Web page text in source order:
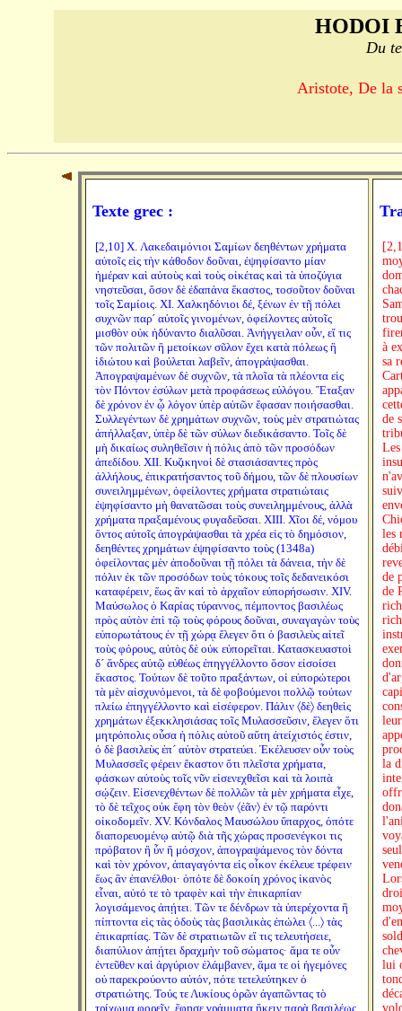
HODOI
Du
Aristote, De la
Texte grec :
[2,10] X. Λακεδαιμόνιοι Σαμίων δεηθέντων χρήματα
αὐτοῖς εἰς τὴν κάθοδον δοῦναι, ἐψηφίσαντο μίαν
ἡμέραν καὶ αὐτοὺς καὶ τοὺς οἰκέτας καὶ τὰ ὑποζύγια
νηστεῦσαι, ὅσον δὲ ἐδαπάνα ἕκαστος, τοσοῦτον δοῦναι
τοῖς Σαμίοις. XI. Χαλκηδόνιοι δέ, ξένων ἐν τῇ πόλει
συχνῶν παρ´ αὐτοῖς γινομένων, ὀφείλοντες αὐτοῖς
μισθὸν οὐκ ἠδύναντο διαλῦσαι. Ἀνήγγειλαν οὖν, εἴ τις
τῶν πολιτῶν ἢ μετοίκων σῦλον ἔχει κατὰ πόλεως ἢ
ἰδιώτου καὶ βούλεται λαβεῖν, ἀπογράψασθαι.
Ἀπογραψαμένων δὲ συχνῶν, τὰ πλοῖα τὰ πλέοντα εἰς
τὸν Πόντον ἐσύλων μετὰ προφάσεως εὐλόγου. Ἔταξαν
δὲ χρόνον ἐν ᾧ λόγον ὑπὲρ αὐτῶν ἔφασαν ποιήσασθαι.
Συλλεγέντων δὲ χρημάτων συχνῶν, τοὺς μὲν στρατιώτας
ἀπήλλαξαν, ὑπὲρ δὲ τῶν σύλων διεδικάσαντο. Τοῖς δὲ
μὴ δικαίως συληθεῖσιν ἡ πόλις ἀπὸ τῶν προσόδων
ἀπεδίδου. XII. Κυζικηνοὶ δὲ στασιάσαντες πρὸς
ἀλλήλους, ἐπικρατήσαντος τοῦ δήμου, τῶν δὲ πλουσίων
συνειλημμένων, ὀφείλοντες χρήματα στρατιώταις
ἐψηφίσαντο μὴ θανατῶσαι τοὺς συνειλημμένους, ἀλλὰ
χρήματα πραξαμένους φυγαδεῦσαι. XIII. Χῖοι δέ, νόμου
ὄντος αὐτοῖς ἀπογράψασθαι τὰ χρέα εἰς τὸ δημόσιον,
δεηθέντες χρημάτων ἐψηφίσαντο τοὺς (1348a)
ὀφείλοντας μὲν ἀποδοῦναι τῇ πόλει τὰ δάνεια, τὴν δὲ
πόλιν ἐκ τῶν προσόδων τοὺς τόκους τοῖς δεδανεικόσι
καταφέρειν, ἕως ἂν καὶ τὸ ἀρχαῖον εὐπορήσωσιν. XIV.
Μαύσωλος ὁ Καρίας τύραννος, πέμποντος βασιλέως
πρὸς αὐτὸν ἐπὶ τῷ τοὺς φόρους δοῦναι, συναγαγὼν τοὺς
εὐπορωτάτους ἐν τῇ χώρᾳ ἔλεγεν ὅτι ὁ βασιλεὺς αἰτεῖ
τοὺς φόρους, αὐτὸς δὲ οὐκ εὐπορεῖται. Κατασκευαστοὶ
δ´ ἄνδρες αὐτῷ εὐθέως ἐπηγγέλλοντο ὅσον εἰσοίσει
ἕκαστος. Τούτων δὲ τοῦτο πραξάντων, οἱ εὐπορώτεροι
τὰ μὲν αἰσχυνόμενοι, τὰ δὲ φοβούμενοι πολλῷ τούτων
πλείω ἐπηγγέλλοντο καὶ εἰσέφερον. Πάλιν 〈δὲ〉 δεηθεὶς
χρημάτων ἐξεκκλησιάσας τοῖς Μυλασσεῦσιν, ἔλεγεν ὅτι
μητρόπολις οὖσα ἡ πόλις αὐτοῦ αὕτη ἀτείχιστός ἐστιν,
ὁ δὲ βασιλεὺς ἐπ´ αὐτὸν στρατεύει. Ἐκέλευσεν οὖν τοὺς
Μυλασσεῖς φέρειν ἕκαστον ὅτι πλεῖστα χρήματα,
φάσκων αὐτοὺς τοῖς νῦν εἰσενεχθεῖσι καὶ τὰ λοιπὰ
σῴζειν. Εἰσενεχθέντων δὲ πολλῶν τὰ μὲν χρήματα εἶχε,
τὸ δὲ τεῖχος οὐκ ἔφη τὸν θεὸν 〈ἐᾶν〉 ἐν τῷ παρόντι
οἰκοδομεῖν. XV. Κόνδαλος Μαυσώλου ὕπαρχος, ὁπότε
διαπορευομένῳ αὐτῷ διὰ τῆς χώρας προσενέγκοι τις
πρόβατον ἢ ὗν ἢ μόσχον, ἀπογραψάμενος τὸν δόντα
καὶ τὸν χρόνον, ἀπαγαγόντα εἰς οἶκον ἐκέλευε τρέφειν
ἕως ἂν ἐπανέλθοι· ὁπότε δὲ δοκοίη χρόνος ἱκανὸς
εἶναι, αὐτό τε τὸ τραφὲν καὶ τὴν ἐπικαρπίαν
λογισάμενος ἀπῄτει. Τῶν τε δένδρων τὰ ὑπερέχοντα ἢ
πίπτοντα εἰς τὰς ὁδοὺς τὰς βασιλικὰς ἐπώλει 〈...〉 τὰς
ἐπικαρπίας. Τῶν δὲ στρατιωτῶν εἴ τις τελευτήσειε,
διαπύλιον ἀπῄτει δραχμὴν τοῦ σώματος· ἅμα τε οὖν
ἐντεῦθεν καὶ ἀργύριον ἐλάμβανεν, ἅμα τε οἱ ἡγεμόνες
οὐ παρεκρούοντο αὐτόν, πότε τετελεύτηκεν ὁ
στρατιώτης. Τούς τε Λυκίους ὁρῶν ἀγαπῶντας τὸ
τρίχωμα φορεῖν, ἔφησε γράμματα ἥκειν παρὰ βασιλέως
à
sa
de
les
de
de
la
lui